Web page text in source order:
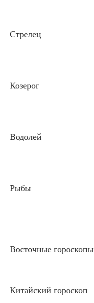
Стрелец
Козерог
Водолей
Рыбы
Восточные гороскопы
Китайский гороскоп